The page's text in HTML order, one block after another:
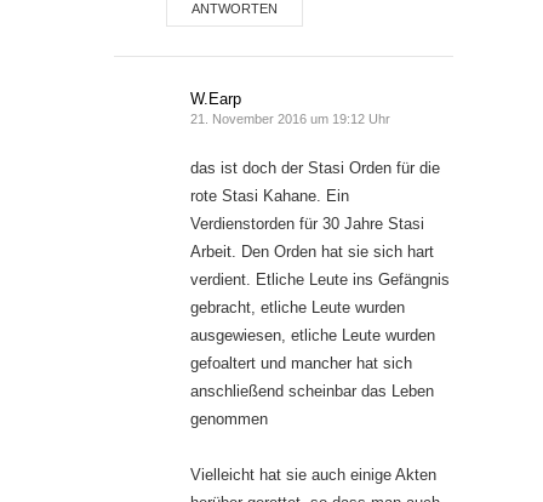
ANTWORTEN
W.Earp
21. November 2016 um 19:12 Uhr
das ist doch der Stasi Orden für die
rote Stasi Kahane. Ein
Verdienstorden für 30 Jahre Stasi
Arbeit. Den Orden hat sie sich hart
verdient. Etliche Leute ins Gefängnis
gebracht, etliche Leute wurden
ausgewiesen, etliche Leute wurden
gefoaltert und mancher hat sich
anschließend scheinbar das Leben
genommen
Vielleicht hat sie auch einige Akten